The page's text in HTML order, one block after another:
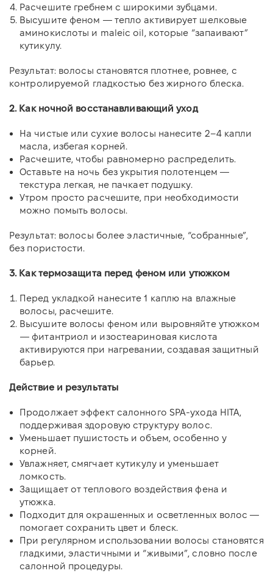
Расчешите гребнем с широкими зубцами.
Высушите феном — тепло активирует шелковые
аминокислоты и maleic oil, которые “запаивают”
кутикулу.
Результат: волосы становятся плотнее, ровнее, с
контролируемой гладкостью без жирного блеска.
2. Как ночной восстанавливающий уход
На чистые или сухие волосы нанесите 2–4 капли
масла, избегая корней.
Расчешите, чтобы равномерно распределить.
Оставьте на ночь без укрытия полотенцем —
текстура легкая, не пачкает подушку.
Утром просто расчешите, при необходимости
можно помыть волосы.
Результат: волосы более эластичные, “собранные”,
без пористости.
3. Как термозащита перед феном или утюжком
Перед укладкой нанесите 1 каплю на влажные
волосы, расчешите.
Высушите волосы феном или выровняйте утюжком
— фитантриол и изостеариновая кислота
активируются при нагревании, создавая защитный
барьер.
Действие и результаты
Продолжает эффект салонного SPA-ухода HITA,
поддерживая здоровую структуру волос.
Уменьшает пушистость и объем, особенно у
корней.
Увлажняет, смягчает кутикулу и уменьшает
ломкость.
Защищает от теплового воздействия фена и
утюжка.
Подходит для окрашенных и осветленных волос —
помогает сохранить цвет и блеск.
При регулярном использовании волосы становятся
гладкими, эластичными и “живыми”, словно после
салонной процедуры.